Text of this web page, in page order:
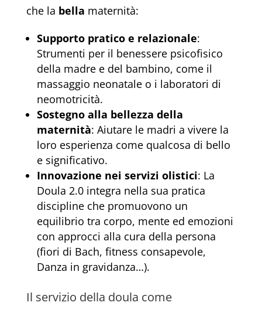
che la bella maternità:
Supporto pratico e relazionale:
Strumenti per il benessere psicofisico
della madre e del bambino, come il
massaggio neonatale o i laboratori di
neomotricità.
Sostegno alla bellezza della
maternità: Aiutare le madri a vivere la
loro esperienza come qualcosa di bello
e significativo.
Innovazione nei servizi olistici: La
Doula 2.0 integra nella sua pratica
discipline che promuovono un
equilibrio tra corpo, mente ed emozioni
con approcci alla cura della persona
(fiori di Bach, fitness consapevole,
Danza in gravidanza…).
Il servizio della doula come